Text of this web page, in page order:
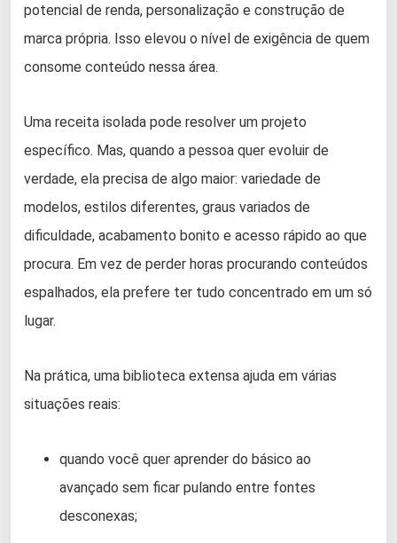
potencial de renda, personalização e construção de
marca própria. Isso elevou o nível de exigência de quem
consome conteúdo nessa área.
Uma receita isolada pode resolver um projeto
específico. Mas, quando a pessoa quer evoluir de
verdade, ela precisa de algo maior: variedade de
modelos, estilos diferentes, graus variados de
dificuldade, acabamento bonito e acesso rápido ao que
procura. Em vez de perder horas procurando conteúdos
espalhados, ela prefere ter tudo concentrado em um só
lugar.
Na prática, uma biblioteca extensa ajuda em várias
situações reais:
quando você quer aprender do básico ao
avançado sem ficar pulando entre fontes
desconexas;